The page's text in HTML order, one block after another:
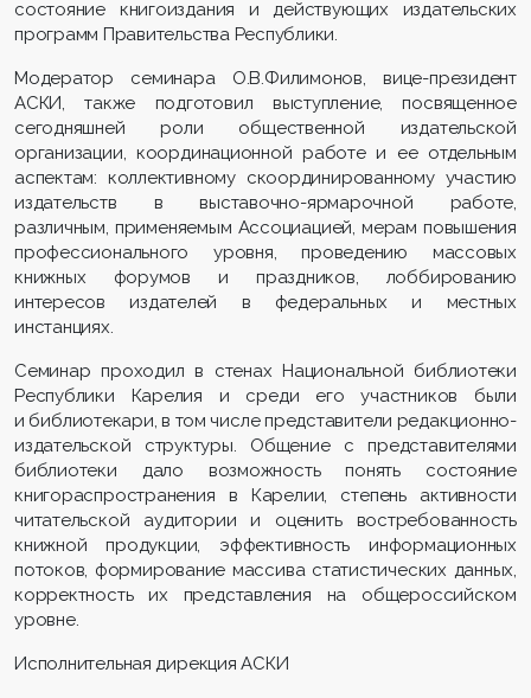
состояние книгоиздания и действующих издательских
программ Правительства Республики.
Модератор семинара О.В.Филимонов, вице-президент
АСКИ, также подготовил выступление, посвященное
сегодняшней роли общественной издательской
организации, координационной работе и ее отдельным
аспектам: коллективному скоординированному участию
издательств в выставочно-ярмарочной работе,
различным, применяемым Ассоциацией, мерам повышения
профессионального уровня, проведению массовых
книжных форумов и праздников, лоббированию
интересов издателей в федеральных и местных
инстанциях.
Семинар проходил в стенах Национальной библиотеки
Республики Карелия и среди его участников были
и библиотекари, в том числе представители редакционно-
издательской структуры. Общение с представителями
библиотеки дало возможность понять состояние
книгораспространения в Карелии, степень активности
читательской аудитории и оценить востребованность
книжной продукции, эффективность информационных
потоков, формирование массива статистических данных,
корректность их представления на общероссийском
уровне.
Исполнительная дирекция АСКИ